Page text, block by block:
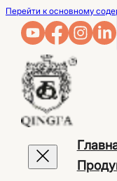
Перейти к основному